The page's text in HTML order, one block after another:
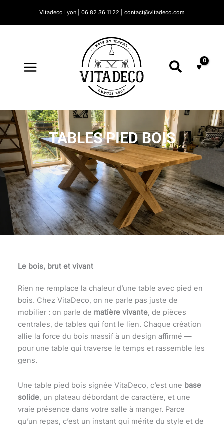
Vitadeco Lyon | 06 82 36 11 22 | contact@vitadeco.com
TABLES PIED BOIS
Le bois, brut et vivant
Rien ne remplace la chaleur d’une table avec pied en
bois. Chez VitaDeco, on ne parle pas juste de
mobilier : on parle de matière vivante, de pièces
centrales, de tables qui font le lien. Chaque création
allie la force du bois massif à un design affirmé —
pour une table qui traverse le temps et rassemble les
gens.
Une table pied bois signée VitaDeco, c’est une base
solide, un plateau débordant de caractère, et une
vraie présence dans votre salle à manger. Parce
qu’un repas, c’est un instant qui mérite du style et de